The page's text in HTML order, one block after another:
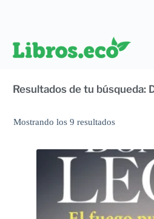
Resultados de tu búsqueda:
Mostrando los 9 resultados